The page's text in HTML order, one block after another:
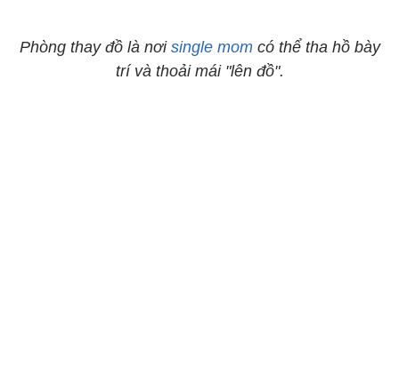
Phòng thay đồ là nơi single momcó thể tha hồ bày
trí và thoải mái "lên đồ".